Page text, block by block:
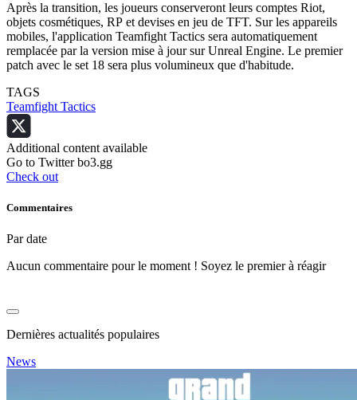
Après la transition, les joueurs conserveront leurs comptes Riot,
objets cosmétiques, RP et devises en jeu de TFT. Sur les appareils
mobiles, l'application Teamfight Tactics sera automatiquement
remplacée par la version mise à jour sur Unreal Engine. Le premier
patch avec le set 18 sera plus volumineux que d'habitude.
TAGS
Teamfight Tactics
Additional content available
Go to Twitter bo3.gg
Check out
Commentaires
Par date
Aucun commentaire pour le moment ! Soyez le premier à réagir
Dernières actualités populaires
News